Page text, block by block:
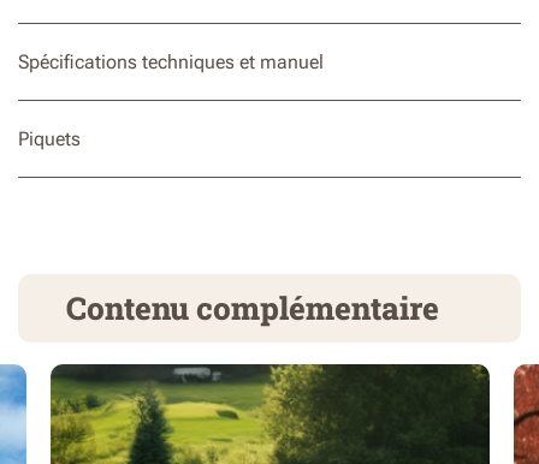
Spécifications techniques et manuel
Piquets
Contenu complémentaire